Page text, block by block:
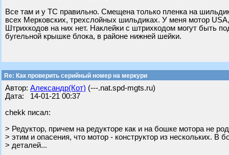
Все там и у ТС правильно. Смещена только пленка на
всех Мерковских, трехслойных шильдиках. У меня мотор
Штрихкодов на них нет. Наклейки с штрихкодом могут быть
бугельной крышке блока, в районе нижней шейки.
Re: Как проверить серийный номер на меркури
Автор: Александр(Кот) (---.nat.spd-mgts.ru)
Дата: 14-01-21 00:37
chekk писал:
> Редуктор, причем на редукторе как и на бошке мотора не
> этим и опасения, что мотор - конструктор из нескольких. В
> деталей...